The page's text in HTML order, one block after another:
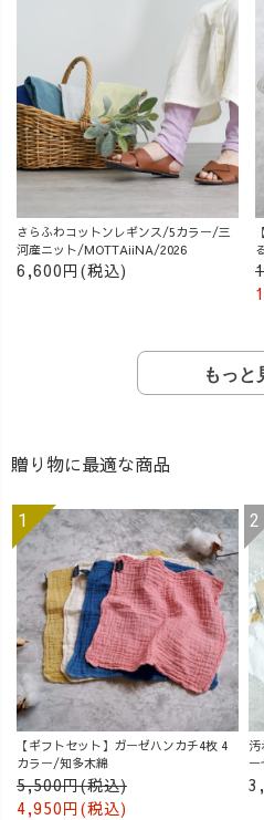
さらふわコットンレギンス/5カラー/三
河産ニット/MOTTAiiNA/2026
6,600円(税込)
もっと
贈り物に最適な商品
【ギフトセット】ガーゼハンカチ4枚 4
カラー/知多木綿
5,500円(税込)
4,950円(税込)
汚
ー